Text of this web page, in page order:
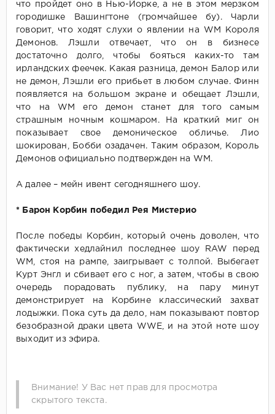
что пройдет оно в Нью-Йорке, а не в этом мерзком
городишке Вашингтоне (громчайшее бу). Чарли
говорит, что ходят слухи о явлении на WM Короля
Демонов. Лэшли отвечает, что он в бизнесе
достаточно долго, чтобы бояться каких-то там
ирландских феечек. Какая разница, демон Балор или
не демон, Лэшли его прибьет в любом случае. Финн
появляется на большом экране и обещает Лэшли,
что на WM его демон станет для того самым
страшным ночным кошмаром. На краткий миг он
показывает свое демоническое обличье. Лио
шокирован, Бобби озадачен. Таким образом, Король
Демонов официально подтвержден на WM.
А далее – мейн ивент сегодняшнего шоу.
* Барон Корбин победил Рея Мистерио
После победы Корбин, который очень доволен, что
фактически хедлайнил последнее шоу RAW перед
WM, стоя на рампе, заигрывает с толпой. Выбегает
Курт Энгл и сбивает его с ног, а затем, чтобы в свою
очередь порадовать публику, на пару минут
демонстрирует на Корбине классический захват
лодыжки. Пока суть да дело, нам показывают повтор
безобразной драки цвета WWE, и на этой ноте шоу
выходит из эфира.
Внимание! У Вас нет прав для просмотра
скрытого текста.